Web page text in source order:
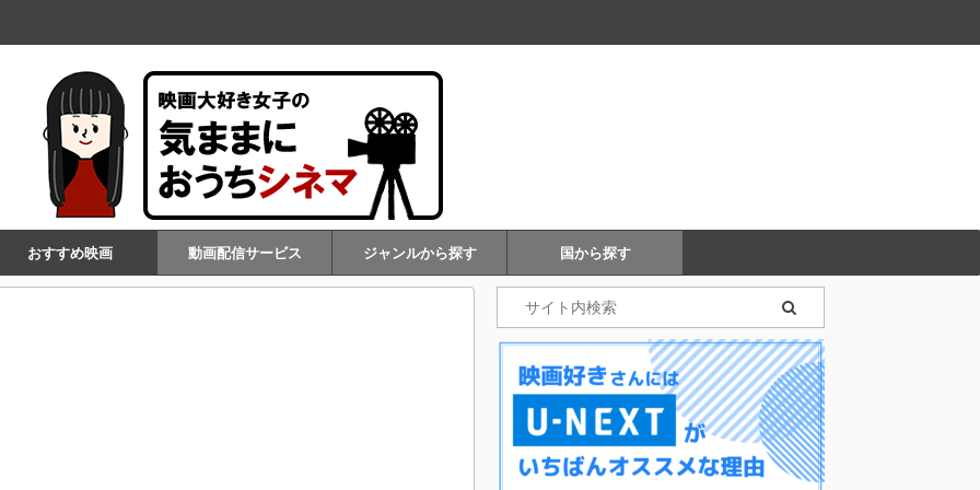
おすすめ映画 動画配信サービス ジャンルから探す 国から探す